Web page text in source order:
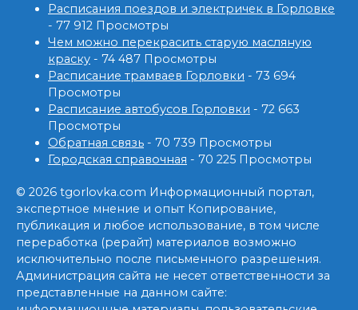
Расписания поездов и электричек в Горловке
- 77 912 Просмотры
Чем можно перекрасить старую масляную
краску - 74 487 Просмотры
Расписание трамваев Горловки - 73 694
Просмотры
Расписание автобусов Горловки - 72 663
Просмотры
Обратная связь - 70 739 Просмотры
Городская справочная - 70 225 Просмотры
© 2026 tgorlovka.com Информационный портал,
экспертное мнение и опыт Копирование,
публикация и любое использование, в том числе
переработка (рерайт) материалов возможно
исключительно после письменного разрешения.
Администрация сайта не несет ответственности за
представленные на данном сайте: